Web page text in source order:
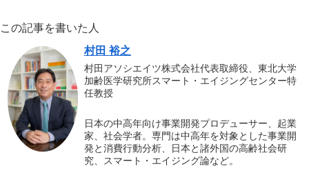
この記事を書いた人
村田 裕之
村田アソシエイツ株式会社代表取締役、東北大学
加齢医学研究所スマート・エイジングセンター特
任教授
日本の中高年向け事業開発プロデューサー、起業
家、社会学者。専門は中高年を対象とした事業開
発と消費行動分析、日本と諸外国の高齢社会研
究、スマート・エイジング論など。